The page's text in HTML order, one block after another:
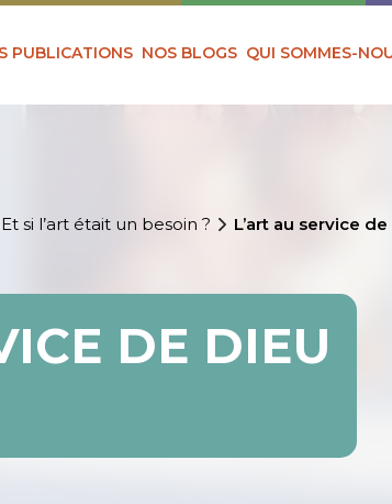
PUBLICATIONS NOS BLOGS QUI SOMMES-
Et si l’art était un besoin ? L’art au service
DE DIEU